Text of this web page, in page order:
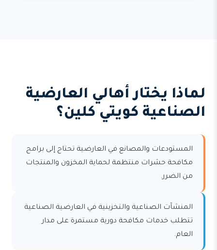
لماذا يختار أهالي العارضية
الصناعية كويتي كلين؟
المستودعات والمصانع في العارضية تحتاج إلى برامج
مكافحة حشرات منتظمة لحماية المخزون والمنتجات
من الضرر.
المنشآت الصناعية والتخزينية في العارضية الصناعية
تتطلب خدمات مكافحة دورية مستمرة على مدار
العام.